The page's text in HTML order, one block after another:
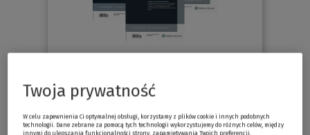
Twoja prywatność
W celu zapewnienia Ci optymalnej obsługi, korzystamy z plików cookie i innych podobnych
technologii. Dane zebrane za pomocą tych technologii wykorzystujemy do różnych celów, między
innymi do ulepszania funkcjonalności strony, zapamiętywania Twoich preferencji,